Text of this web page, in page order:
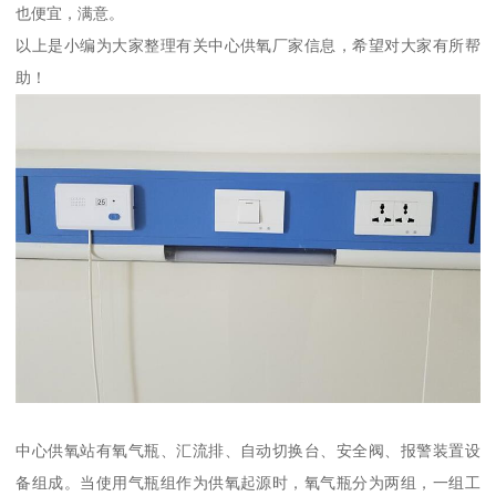
也便宜，满意。
以上是小编为大家整理有关中心供氧厂家信息，希望对大家有所帮
助！
中心供氧站有氧气瓶、汇流排、自动切换台、安全阀、报警装置设
备组成。当使用气瓶组作为供氧起源时，氧气瓶分为两组，一组工